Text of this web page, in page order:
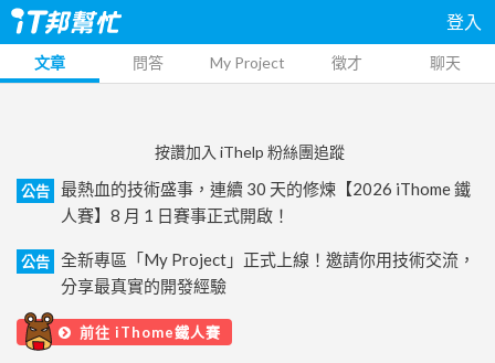
登入
文章 問答 My Project 徵才 聊天
按讚加入 iThelp 粉絲團追蹤
公告
最熱血的技術盛事，連續 30 天的修煉【2026 iThome 鐵
人賽】8 月 1 日賽事正式開啟！
公告
全新專區「My Project」正式上線！邀請你用技術交流，
分享最真實的開發經驗
前往 iThome鐵人賽